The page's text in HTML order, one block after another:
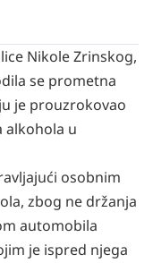
Nikole Zrinskog,
se prometna
je prouzrokovao
alkohola u
osobnim
zbog ne držanja
automobila
je ispred njega